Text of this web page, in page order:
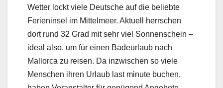
Wetter lockt viele Deutsche auf die beliebte
Ferieninsel im Mittelmeer. Aktuell herrschen
dort rund 32 Grad mit sehr viel Sonnenschein –
ideal also, um für einen Badeurlaub nach
Mallorca zu reisen. Da inzwischen so viele
Menschen ihren Urlaub last minute buchen,